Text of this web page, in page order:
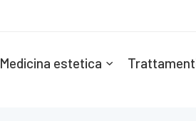
Medicina estetica